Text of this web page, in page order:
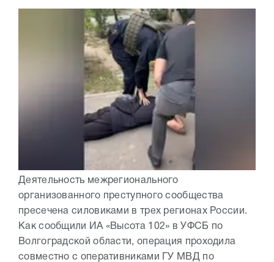
Деятельность межрегионального
организованного преступного сообщества
пресечена силовиками в трех регионах России.
Как сообщили ИА «Высота 102» в УФСБ по
Волгоградской области, операция проходила
совместно с оперативниками ГУ МВД по